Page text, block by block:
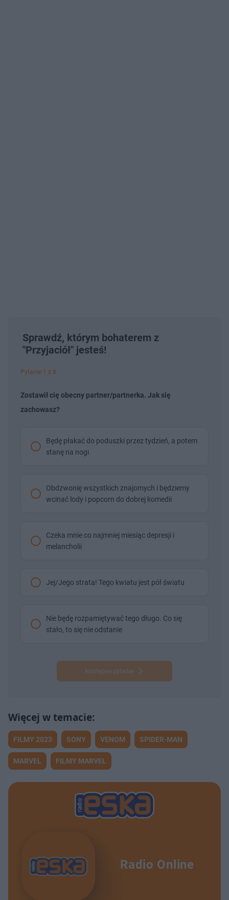
Sprawdź, którym bohaterem z
"Przyjaciół" jesteś!
Pytanie 1 z 8
Zostawił cię obecny partner/partnerka. Jak się
zachowasz?
Będę płakać do poduszki przez tydzień, a potem
stanę na nogi
Obdzwonię wszystkich znajomych i będziemy
wcinać lody i popcorn do dobrej komedii
Czeka mnie co najmniej miesiąc depresji i
melancholii
Jej/Jego strata! Tego kwiatu jest pół światu
Nie będę rozpamiętywać tego długo. Co się
stało, to się nie odstanie
Następne pytanie
FILMY 2023 SONY VENOM SPIDER-MAN
MARVEL FILMY MARVEL
Radio Online